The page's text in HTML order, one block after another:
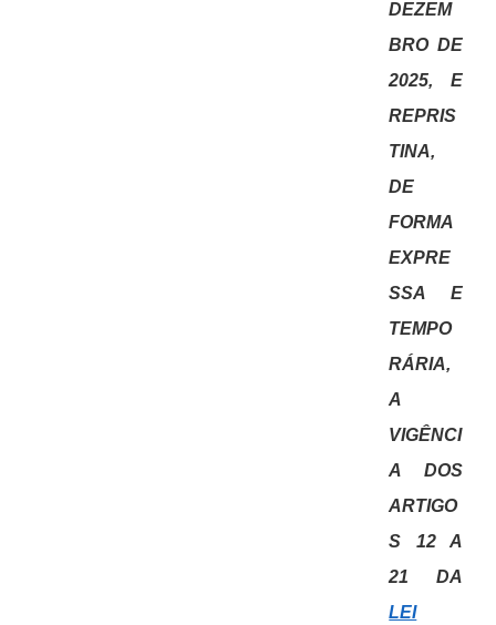
DEZEM
BRO DE
2025, E
REPRIS
TINA,
DE
FORMA
EXPRE
SSA E
TEMPO
RÁRIA,
A
VIGÊNCI
A DOS
ARTIGO
S 12 A
21 DA
LEI